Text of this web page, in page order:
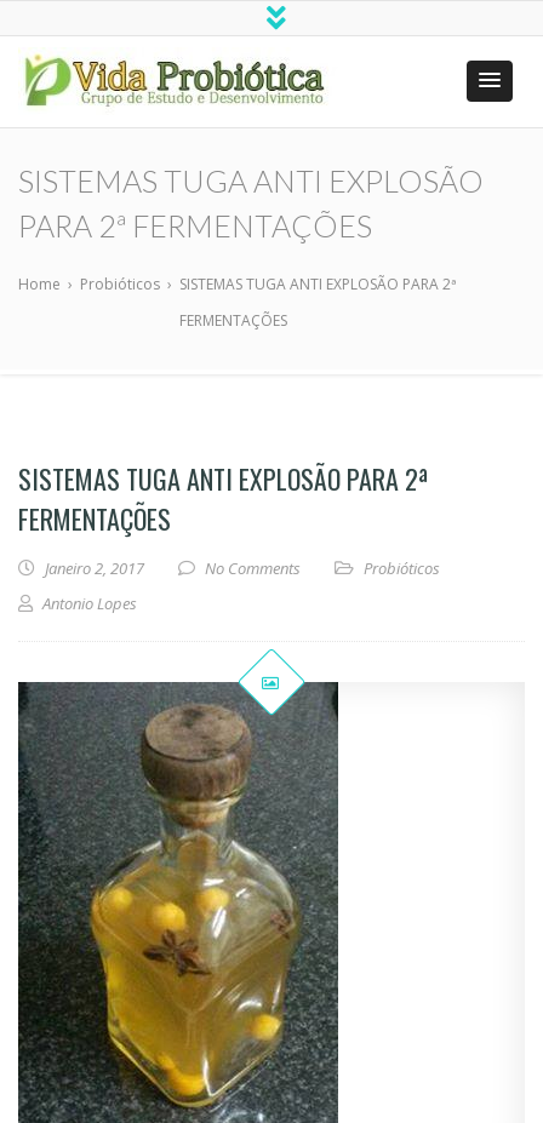
Vida Probiótica
Grupo de Estudo e Desenvolvimento
SISTEMAS TUGA ANTI EXPLOSÃO
PARA 2ª FERMENTAÇÕES
Home › Probióticos › SISTEMAS TUGA ANTI EXPLOSÃO PARA 2ª
FERMENTAÇÕES
SISTEMAS TUGA ANTI EXPLOSÃO PARA 2ª
FERMENTAÇÕES
Janeiro 2, 2017 No Comments
Probióticos
Antonio Lopes